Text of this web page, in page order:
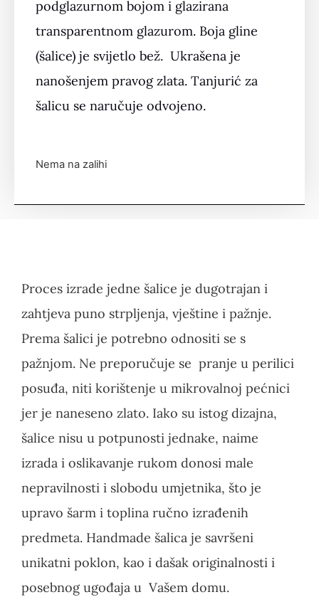
podglazurnom bojom i glazirana
transparentnom glazurom. Boja gline
(šalice) je svijetlo bež. Ukrašena je
nanošenjem pravog zlata. Tanjurić za
šalicu se naručuje odvojeno.
Nema na zalihi
Proces izrade jedne šalice je dugotrajan i
zahtjeva puno strpljenja, vještine i pažnje.
Prema šalici je potrebno odnositi se s
pažnjom. Ne preporučuje se pranje u perilici
posuđa, niti korištenje u mikrovalnoj pećnici
jer je naneseno zlato. Iako su istog dizajna,
šalice nisu u potpunosti jednake, naime
izrada i oslikavanje rukom donosi male
nepravilnosti i slobodu umjetnika, što je
upravo šarm i toplina ručno izrađenih
predmeta. Handmade šalica je savršeni
unikatni poklon, kao i dašak originalnosti i
posebnog ugođaja u Vašem domu.